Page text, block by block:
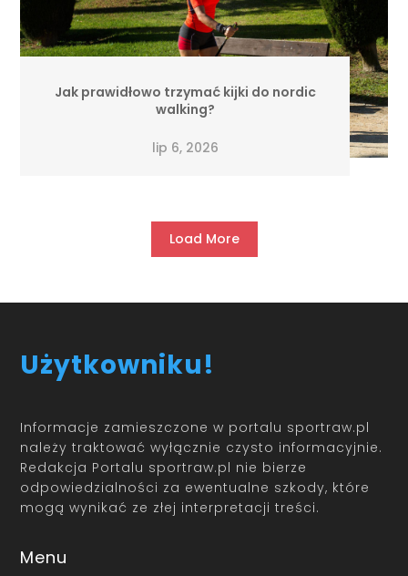
Jak prawidłowo trzymać kijki do nordic
walking?
lip 6, 2026
Load More
Użytkowniku!
Informacje zamieszczone w portalu sportraw.pl
należy traktować wyłącznie czysto informacyjnie.
Redakcja Portalu sportraw.pl nie bierze
odpowiedzialności za ewentualne szkody, które
mogą wynikać ze złej interpretacji treści.
Menu